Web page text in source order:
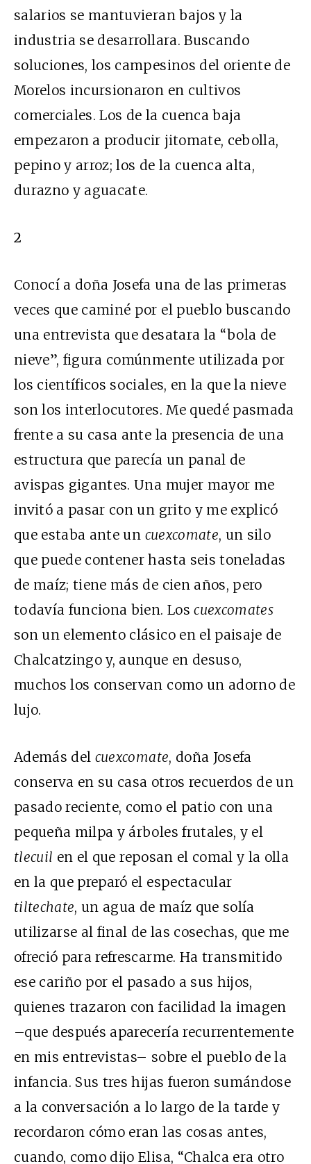
salarios se mantuvieran bajos y la
industria se desarrollara. Buscando
soluciones, los campesinos del oriente de
Morelos incursionaron en cultivos
comerciales. Los de la cuenca baja
empezaron a producir jitomate, cebolla,
pepino y arroz; los de la cuenca alta,
durazno y aguacate.
2
Conocí a doña Josefa una de las primeras
veces que caminé por el pueblo buscando
una entrevista que desatara la “bola de
nieve”, figura comúnmente utilizada por
los científicos sociales, en la que la nieve
son los interlocutores. Me quedé pasmada
frente a su casa ante la presencia de una
estructura que parecía un panal de
avispas gigantes. Una mujer mayor me
invitó a pasar con un grito y me explicó
que estaba ante un cuexcomate, un silo
que puede contener hasta seis toneladas
de maíz; tiene más de cien años, pero
todavía funciona bien. Loscuexcomates
son un elemento clásico en el paisaje de
Chalcatzingo y, aunque en desuso,
muchos los conservan como un adorno de
lujo.
Además del cuexcomate, doña Josefa
conserva en su casa otros recuerdos de un
pasado reciente, como el patio con una
pequeña milpa y árboles frutales, y el
tlecuil en el que reposan el comal y la olla
en la que preparó el espectacular
tiltechate, un agua de maíz que solía
utilizarse al final de las cosechas, que me
ofreció para refrescarme. Ha transmitido
ese cariño por el pasado a sus hijos,
quienes trazaron con facilidad la imagen
–que después aparecería recurrentemente
en mis entrevistas– sobre el pueblo de la
infancia. Sus tres hijas fueron sumándose
a la conversación a lo largo de la tarde y
recordaron cómo eran las cosas antes,
cuando, como dijo Elisa, “Chalca era otro